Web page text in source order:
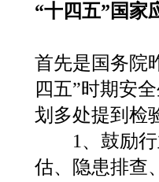
“十四五”国家
首先是国务院
四五”时期安
划多处提到检
1、鼓励行
估、隐患排查